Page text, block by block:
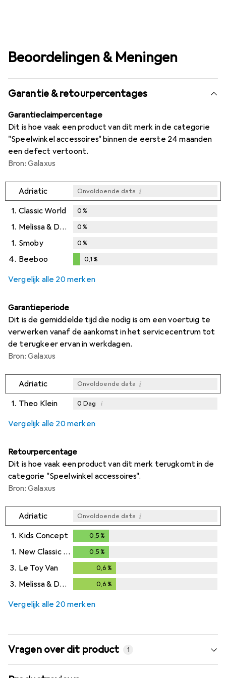
Beoordelingen & Meningen
Garantie & retourpercentages
Garantieclaimpercentage
Dit is hoe vaak een product van dit merk in de categorie
"Speelwinkel accessoires" binnen de eerste 24 maanden
een defect vertoont.
Bron: Galaxus
Adriatic Onvoldoende data i
1. Classic World 0%
1. Melissa & Doug 0%
1. Smoby 0%
4. Beeboo 0,1%
Vergelijk alle 20 merken
Garantieperiode
Dit is de gemiddelde tijd die nodig is om een voertuig te
verwerken vanaf de aankomst in het servicecentrum tot
de terugkeer ervan in werkdagen.
Bron: Galaxus
Adriatic Onvoldoende data i
1. Theo Klein 0 Dag i
Vergelijk alle 20 merken
Retourpercentage
Dit is hoe vaak een product van dit merk terugkomt in de
categorie "Speelwinkel accessoires".
Bron: Galaxus
Adriatic Onvoldoende data i
1. Kids Concept 0,5 %
1. New Classic Toys 0,5 %
3. Le Toy Van 0,6 %
3. Melissa & Doug 0,6 %
Vergelijk alle 20 merken
Vragen over dit product 1